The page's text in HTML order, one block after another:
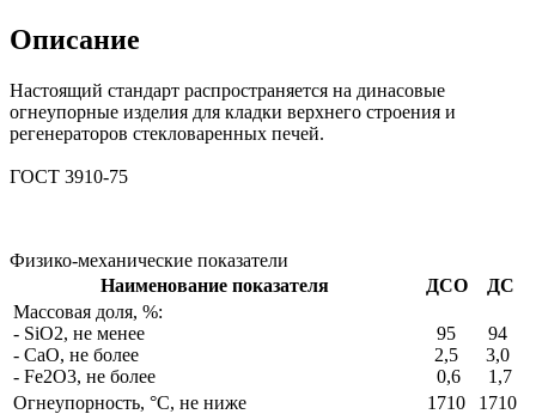
Описание
Настоящий стандарт распространяется на динасовые
огнеупорные изделия для кладки верхнего строения и
регенераторов стекловаренных печей.
ГОСТ 3910-75
Физико-механические показатели
Наименование показателя
ДСО
ДС
Массовая доля, %:
- SiO2, не менее
- СаО, не более
- Fe2O3, не более
95
2,5
0,6
94
3,0
1,7
Огнеупорность, °С, не ниже
1710
1710